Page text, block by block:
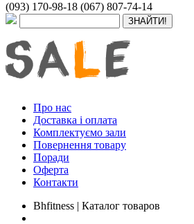
(093) 170-98-18 (067) 807-74-14
Про нас
Доставка і оплата
Комплектуємо зали
Повернення товару
Поради
Оферта
Контакти
Bhfitness | Каталог товаров